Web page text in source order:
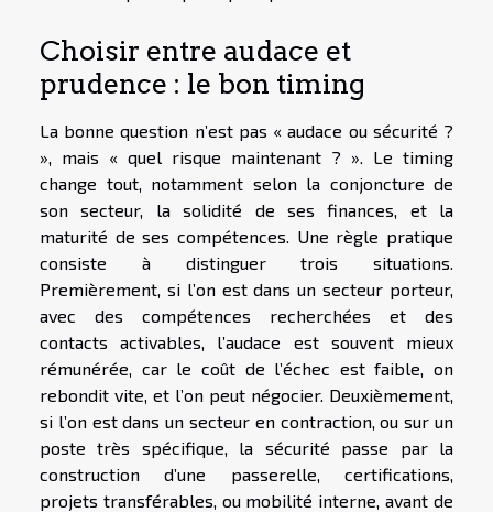
Choisir entre audace et
prudence : le bon timing
La bonne question n’est pas « audace ou sécurité ?
», mais « quel risque maintenant ? ». Le timing
change tout, notamment selon la conjoncture de
son secteur, la solidité de ses finances, et la
maturité de ses compétences. Une règle pratique
consiste à distinguer trois situations.
Premièrement, si l’on est dans un secteur porteur,
avec des compétences recherchées et des
contacts activables, l’audace est souvent mieux
rémunérée, car le coût de l’échec est faible, on
rebondit vite, et l’on peut négocier. Deuxièmement,
si l’on est dans un secteur en contraction, ou sur un
poste très spécifique, la sécurité passe par la
construction d’une passerelle, certifications,
projets transférables, ou mobilité interne, avant de